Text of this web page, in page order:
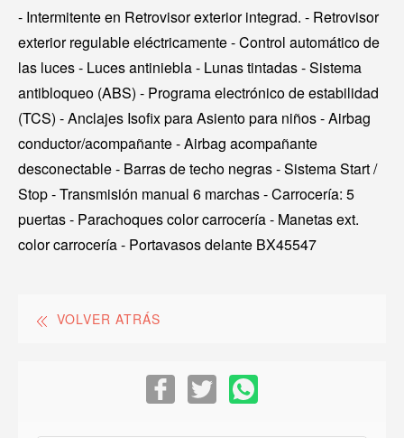
- Intermitente en Retrovisor exterior integrad. - Retrovisor
exterior regulable eléctricamente - Control automático de
las luces - Luces antiniebla - Lunas tintadas - Sistema
antibloqueo (ABS) - Programa electrónico de estabilidad
(TCS) - Anclajes Isofix para Asiento para niños - Airbag
conductor/acompañante - Airbag acompañante
desconectable - Barras de techo negras - Sistema Start /
Stop - Transmisión manual 6 marchas - Carrocería: 5
puertas - Parachoques color carrocería - Manetas ext.
color carrocería - Portavasos delante BX45547
VOLVER ATRÁS